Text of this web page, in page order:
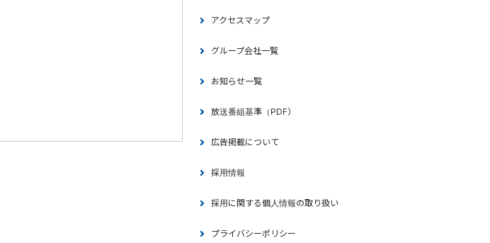
アクセスマップ
グループ会社一覧
お知らせ一覧
放送番組基準（PDF）
広告掲載について
採用情報
採用に関する個人情報の取り扱い
プライバシーポリシー